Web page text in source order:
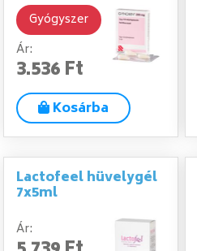
Gyógyszer
Ár:
3.536 Ft
Kosárba
Lactofeel hüvelygél
7x5ml
Ár: